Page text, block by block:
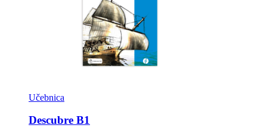
Učebnica
Descubre B1